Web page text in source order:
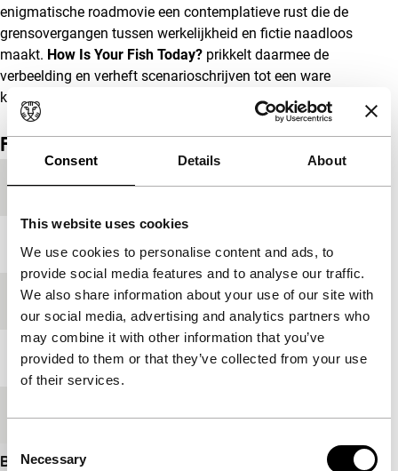
Consent Details About
This website uses cookies
We use cookies to personalise content and ads, to
provide social media features and to analyse our traffic.
We also share information about your use of our site with
our social media, advertising and analytics partners who
may combine it with other information that you’ve
provided to them or that they’ve collected from your use
of their services.
Selection
Necessary
enigmatische roadmovie een contemplatieve rust die de
grensovergangen tussen werkelijkheid en fictie naadloos
maakt. How Is Your Fish Today? prikkelt daarmee de
verbeelding en verheft scenarioschrijven tot een ware
kunst.
Film details
Productielanden China,Verenigd Koninkrijk
Jaar
Festivaleditie IFFR 2007
Lengte 83'
Medium/FormaatBetacam Digi PAL
Bekijk meer details